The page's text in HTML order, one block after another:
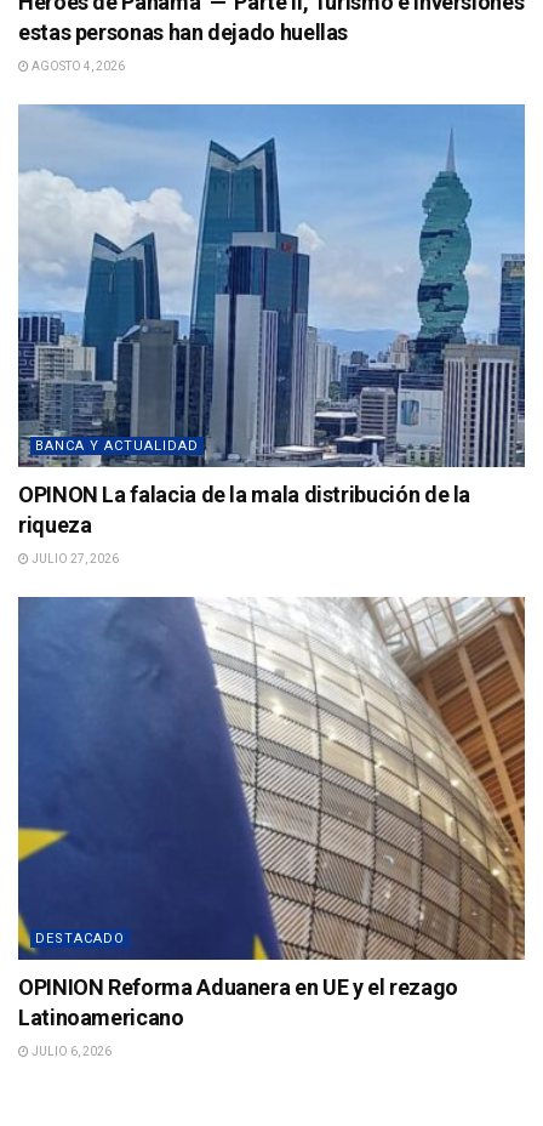
estas personas han dejado huellas
AGOSTO 4, 2026
BANCA Y ACTUALIDAD
OPINON La falacia de la mala distribución de la
riqueza
JULIO 27, 2026
DESTACADO
OPINION Reforma Aduanera en UE y el rezago
Latinoamericano
JULIO 6, 2026